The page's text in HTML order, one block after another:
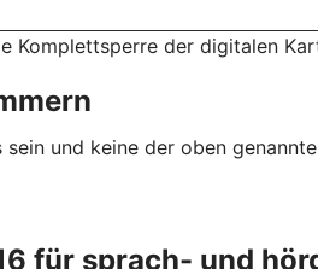
Komplettsperre der digitalen
und keine der oben
für sprach- und